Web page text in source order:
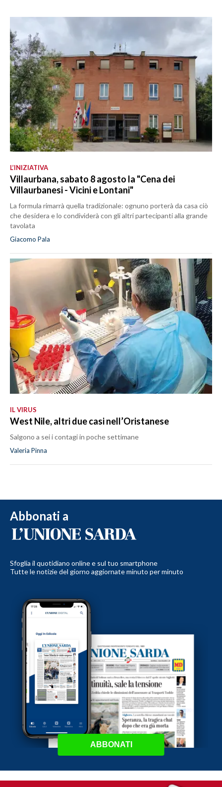
L’INIZIATIVA
Villaurbana, sabato 8 agosto la "Cena dei
Villaurbanesi - Vicini e Lontani"
La formula rimarrà quella tradizionale: ognuno porterà da casa ciò
che desidera e lo condividerà con gli altri partecipanti alla grande
tavolata
Giacomo Pala
IL VIRUS
West Nile, altri due casi nell’Oristanese
Salgono a sei i contagi in poche settimane
Valeria Pinna
Abbonati a
Sfoglia il quotidiano online e sul tuo smartphone
Tutte le notizie del giorno aggiornate minuto per minuto
ABBONATI